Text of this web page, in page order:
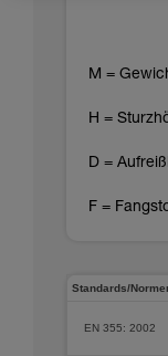
M =
H =
D =
F =
Standards/
EN 355: 2002